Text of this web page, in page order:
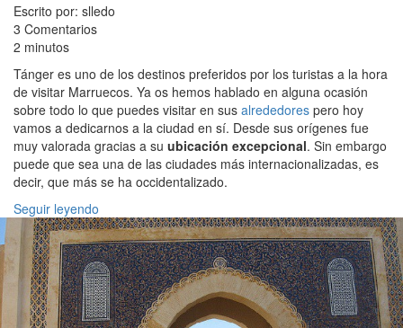
Escrito por: slledo
3 Comentarios
2 minutos
Tánger es uno de los destinos preferidos por los turistas a la hora
de visitar Marruecos. Ya os hemos hablado en alguna ocasión
sobre todo lo que puedes visitar en sus alrededores pero hoy
vamos a dedicarnos a la ciudad en sí. Desde sus orígenes fue
muy valorada gracias a su ubicación excepcional. Sin embargo
puede que sea una de las ciudades más internacionalizadas, es
decir, que más se ha occidentalizado.
Seguir leyendo